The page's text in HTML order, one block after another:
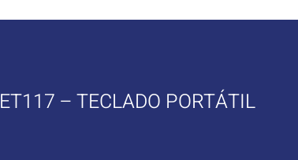
ET117 – TECLADO PORTÁTIL